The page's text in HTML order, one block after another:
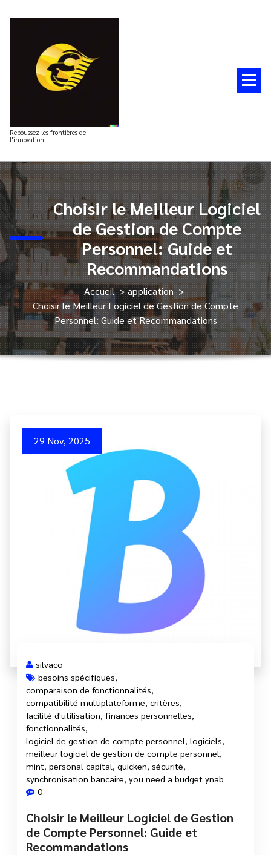
Repoussez les frontières de
l'innovation
Choisir le Meilleur Logiciel
de Gestion de Compte
Personnel: Guide et
Recommandations
Accueil>application>
Choisir le Meilleur Logiciel de Gestion de Compte
Personnel: Guide et Recommandations
29 Nov, 2025
silvaco
besoins spécifiques
comparaison de fonctionnalités
compatibilité multiplateforme critères
facilité d'utilisation finances personnelles
fonctionnalités
logiciel de gestion de compte personnel logiciels
meilleur logiciel de gestion de compte personnel
mint personal capital quicken sécurité
synchronisation bancaire you need a budget ynab
0
Choisir le Meilleur Logiciel de Gestion
de Compte Personnel: Guide et
Recommandations